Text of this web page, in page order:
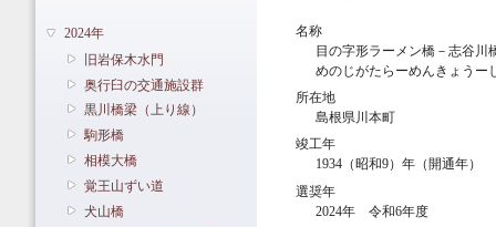
2024年
旧岩保木水門
奥行臼の交通施設群
黒川橋梁（上り線）
駒形橋
相模大橋
覚王山ずい道
犬山橋
名称
目の字形ラーメン橋－志谷川
めのじがたらーめんきょうー
所在地
島根県川本町
竣工年
1934（昭和9）年（開通年）
選奨年
2024年 令和6年度